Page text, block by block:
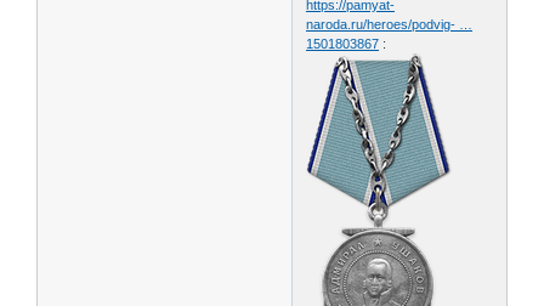
https://pamyat-
naroda.ru/heroes/podvig- …
1501803867 :